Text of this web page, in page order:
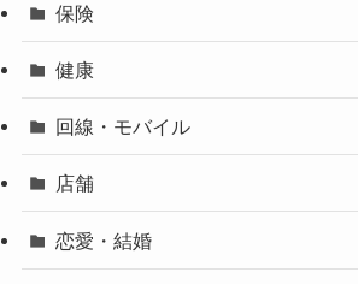
保険
健康
回線・モバイル
店舗
恋愛・結婚